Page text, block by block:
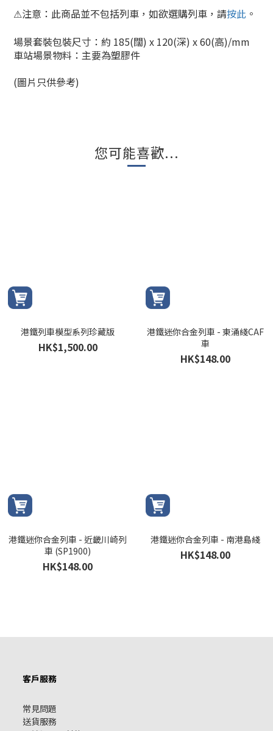
⚠注意：此商品並不包括列車， 如欲選購列車，請按此 。
場景套裝包裝尺寸：約 185(闊) x 120(深) x 60(高)/mm
車站場景物料：主要為塑膠件
(圖片只供參考)
您可能喜歡...
港鐵列車模型系列珍藏版
HK$1,500.00
港鐵迷你合金列車 - 東涌綫CAF
車
HK$148.00
港鐵迷你合金列車 - 近畿川崎列
車 (SP1900)
HK$148.00
港鐵迷你合金列車 - 南港島綫
HK$148.00
客戶服務
常見問題
送貨服務